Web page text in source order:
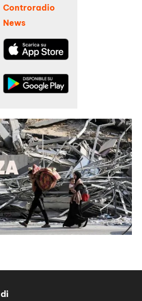
Controradio
News